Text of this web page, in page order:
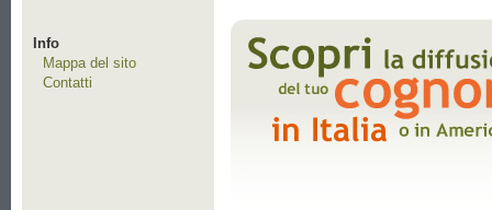
Info
Mappa del sito
Contatti